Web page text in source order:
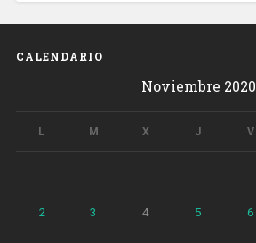
CALENDARIO
Noviembre 2020
L M X J V
2 3 4 5 6